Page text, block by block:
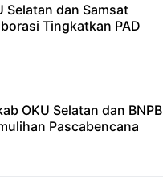
Selatan dan Samsat
Tingkatkan PAD
OKU Selatan dan BNPB
Pascabencana